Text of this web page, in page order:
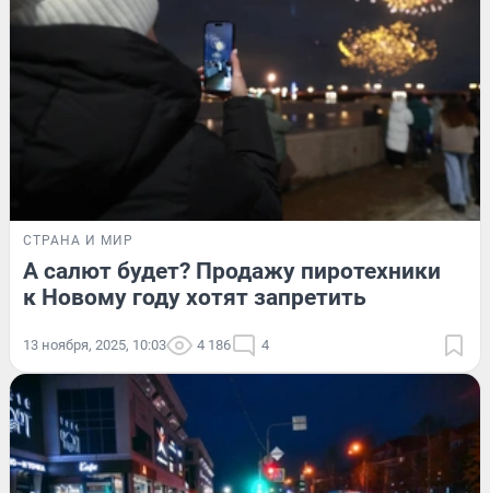
СТРАНА И МИР
А салют будет? Продажу пиротехники
к Новому году хотят запретить
13 ноября, 2025, 10:03 4 186 4